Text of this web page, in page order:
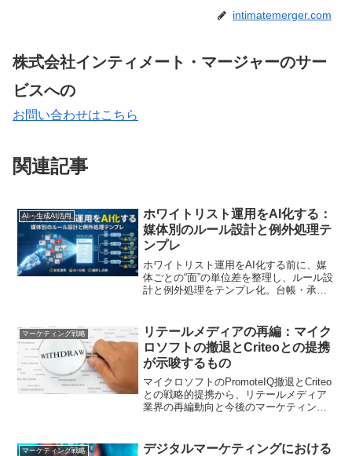
intimatemerger.com
株式会社インティメート・マージャーのサー
ビスへの
お問い合わせはこちら
関連記事
AI・生成AI活用
ホワイトリスト運用をAI化する：
媒体別のルール設計と例外処理テ
ンプレ
ホワイトリスト運用をAI化する前に、媒
体ごとの“面”の単位差を整理し、ルール設
計と例外処理をテンプレ化。台帳・承
を防ぎながら更新・棚卸しを回す手順を
解説します
マーケティング戦略
リテールメディアの再編：マイク
ロソフトの撤退とCriteoとの提携
が示唆するもの
マイクロソフトのPromoteIQ撤退とCriteo
との戦略的提携から、リテールメディア
業界の再編動向と今後のマーケティング
マーケティング戦略
デジタルマーケティングにおける